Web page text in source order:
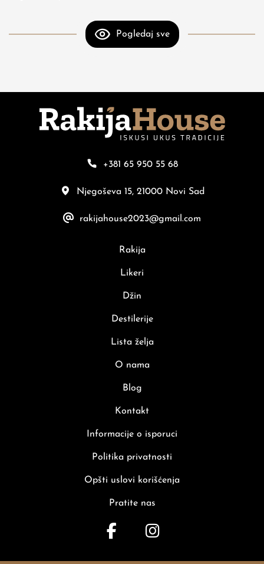
Pogledaj sve
+381 65 950 55 68
Njegoševa 15, 21000 Novi Sad
rakijahouse2023@gmail.com
Rakija
Likeri
Džin
Destilerije
Lista želja
O nama
Blog
Kontakt
Informacije o isporuci
Politika privatnosti
Opšti uslovi korišćenja
Pratite nas